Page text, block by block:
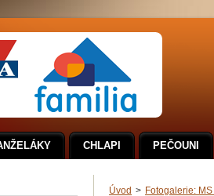
Úvod > Fotogalerie:
CHLAPI PEČOUNI